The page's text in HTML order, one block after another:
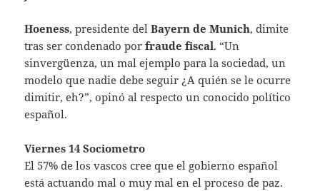
Hoeness, presidente delBayern de Munich, dimite
tras ser condenado porfraude fiscal. “Un
sinvergüenza, un mal ejemplo para la sociedad, un
modelo que nadie debe seguir ¿A quién se le ocurre
dimitir, eh?”, opinó al respecto un conocido político
español.
Viernes 14 Sociometro
El 57% de los vascos cree que el gobierno español
está actuando mal o muy mal en el proceso de paz.